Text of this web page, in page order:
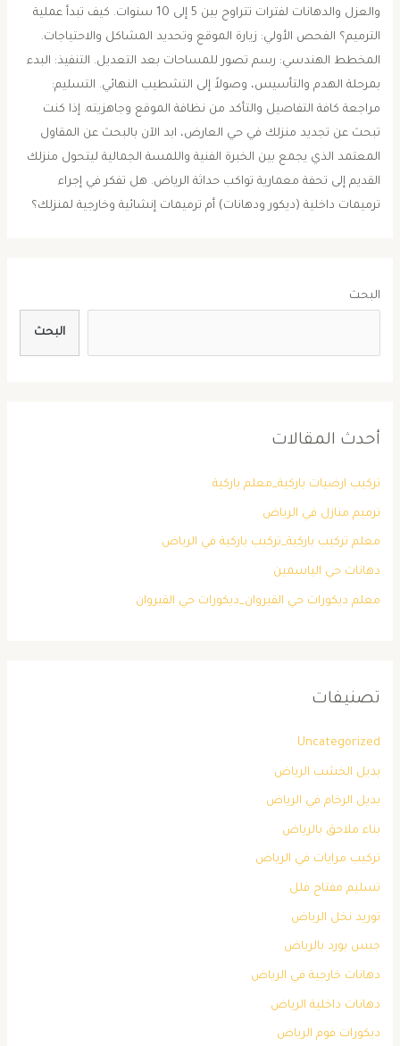
والعزل والدهانات لفترات تتراوح بين 5 إلى 10 سنوات. ​كيف تبدأ عملية
الترميم؟ ​الفحص الأولي: زيارة الموقع وتحديد المشاكل والاحتياجات. ​
المخطط الهندسي: رسم تصور للمساحات بعد التعديل. ​التنفيذ: البدء
بمرحلة الهدم والتأسيس، وصولاً إلى التشطيب النهائي. ​التسليم:
مراجعة كافة التفاصيل والتأكد من نظافة الموقع وجاهزيته. ​إذا كنت
تبحث عن تجديد منزلك في حي العارض، ابد الآن بالبحث عن المقاول
المعتمد الذي يجمع بين الخبرة الفنية واللمسة الجمالية ليتحول منزلك
القديم إلى تحفة معمارية تواكب حداثة الرياض. ​هل تفكر في إجراء
ترميمات داخلية (ديكور ودهانات) أم ترميمات إنشائية وخارجية لمنزلك؟
البحث
البحث
أحدث المقالات
تركيب ارضيات باركية_معلم باركية
ترميم منازل في الرياض
معلم تركيب باركية_تركيب باركية في الرياض
دهانات حي الياسمين
معلم ديكورات حي القيروان_ديكورات حي القيروان
تصنيفات
Uncategorized
بديل الخشب الرياض
بديل الرخام في الرياض
بناء ملاحق بالرياض
تركيب مرايات في الرياض
تسليم مفتاح فلل
توريد نخل الرياض
جبس بورد بالرياض
دهانات خارجية في الرياض
دهانات داخلية الرياض
ديكورات فوم الرياض